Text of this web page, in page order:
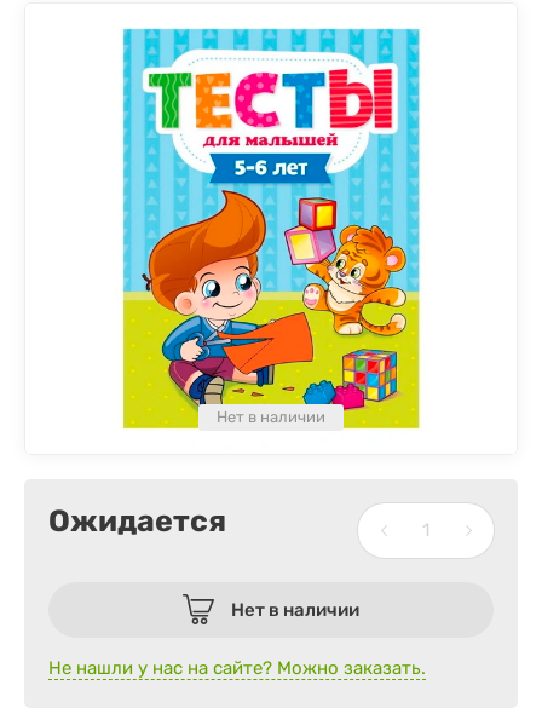
Нет в наличии
Ожидается
Нет в наличии
Не нашли у нас на сайте? Можно заказать.